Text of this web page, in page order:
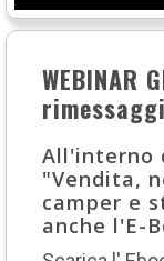
WEBINAR
All'interno
"Vendita,
camper e
anche l'E-